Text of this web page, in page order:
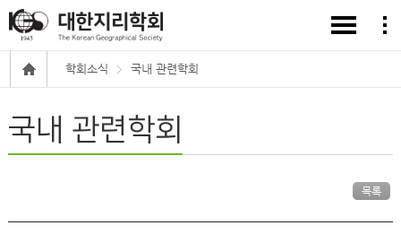
학회소식 국내 관련학회
국내 관련학회
목록